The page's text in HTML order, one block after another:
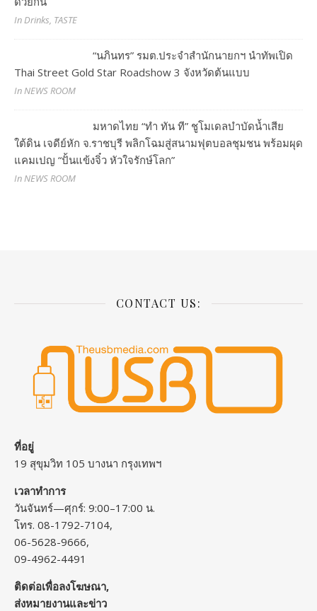
In Drinks, TASTE
“นภินทร” รมต.ประจำสำนักนายกฯ นำทัพเปิด
Thai Street Gold Star Roadshow 3 จังหวัดต้นแบบ
In NEWS ROOM
มหาดไทย “ทำ ทัน ที” ชูโมเดลบำบัดน้ำเสีย
ใต้ดิน เจดีย์หัก จ.ราชบุรี พลิกโฉมสู่สนามฟุตบอลชุมชน พร้อมผุด
แคมเปญ “ปั้นแข้งจิ๋ว หัวใจรักษ์โลก”
In NEWS ROOM
CONTACT US:
ที่อยู่
19 สุขุมวิท 105 บางนา กรุงเทพฯ
เวลาทำการ
วันจันทร์—ศุกร์: 9:00–17:00 น.
โทร. 08-1792-7104,
06-5628-9666,
09-4962-4491
ติดต่อเพื่อลงโฆษณา,
ส่งหมายงานและข่าว